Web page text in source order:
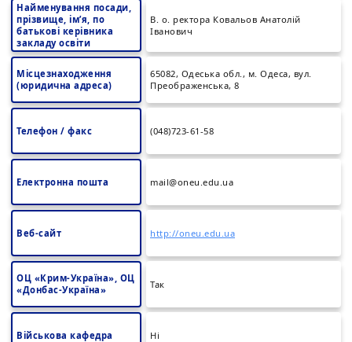
Найменування посади,
прізвище, ім’я, по
батькові керівника
закладу освіти
В. о. ректора Ковальов Анатолій
Іванович
Місцезнаходження
(юридична адреса)
65082, Одеська обл., м. Одеса, вул.
Преображенська, 8
Телефон / факс (048)723-61-58
Електронна пошта mail@oneu.edu.ua
Веб-сайт http://oneu.edu.ua
ОЦ «Крим-Україна», ОЦ
«Донбас-Україна»
Так
Військова кафедра Ні